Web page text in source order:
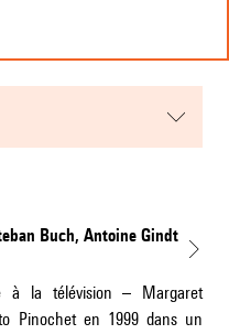
Buch, Antoine Gindt
à la télévision – Margaret
Pinochet en 1999 dans un